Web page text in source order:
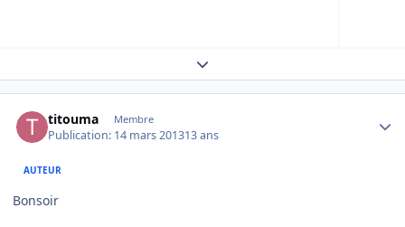
Expand topic overview
titouma Membre
Publication: 14 mars 201313 ans
AUTEUR
Bonsoir